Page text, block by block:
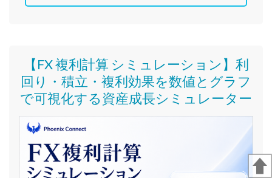
【FX 複利計算 シミュレーション】利
回り・積立・複利効果を数値とグラフ
で可視化する資産成長シミュレーター